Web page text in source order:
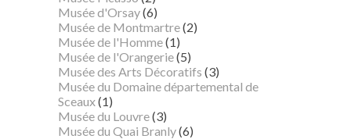
Musée d'Orsay(6)
Musée de Montmartre(2)
Musée de l'Homme(1)
Musée de l'Orangerie(5)
Musée des Arts Décoratifs (3)
Musée du Domaine départemental de
Sceaux(1)
Musée du Louvre(3)
Musée du Quai Branly(6)